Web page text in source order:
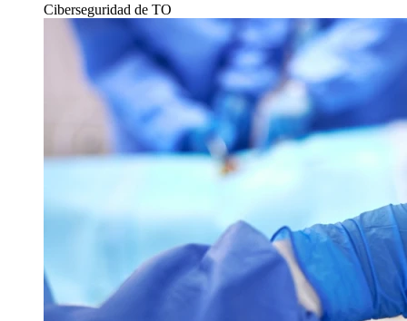
Ciberseguridad de TO